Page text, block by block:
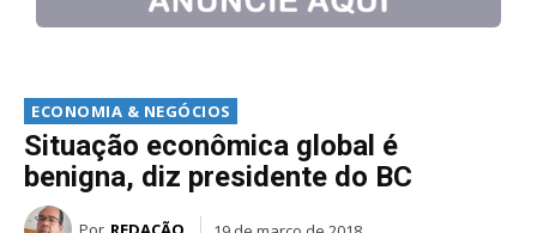
ECONOMIA & NEGÓCIOS
Situação econômica global é
benigna, diz presidente do BC